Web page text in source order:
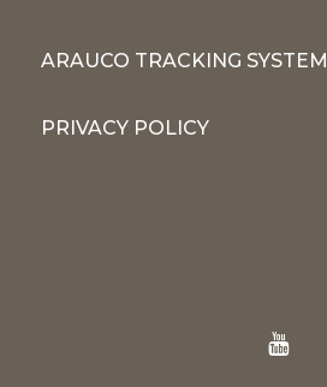
ARAUCO TRACKING SYSTEM
PRIVACY POLICY